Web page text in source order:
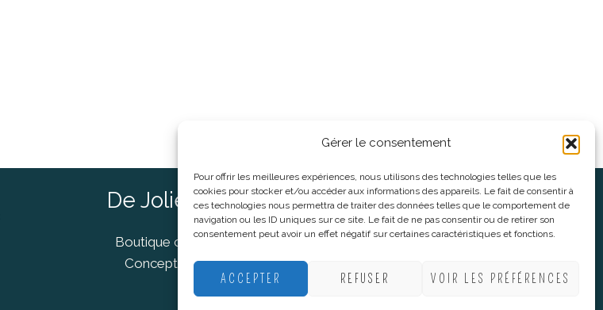
Gérer le consentement
Pour offrir les meilleures expériences, nous utilisons des technologies telles que les
cookies pour stocker et/ou accéder aux informations des appareils. Le fait de consentir à
ces technologies nous permettra de traiter des données telles que le comportement de
navigation ou les ID uniques sur ce site. Le fait de ne pas consentir ou de retirer son
consentement peut avoir un effet négatif sur certaines caractéristiques et fonctions.
ACCEPTER REFUSER VOIR LES PRÉFÉRENCES
De Jolies Choses
Boutique cadeaux Vannes
Concept Store Vannes
Informations légales
CGV
Politique De Confidentialité